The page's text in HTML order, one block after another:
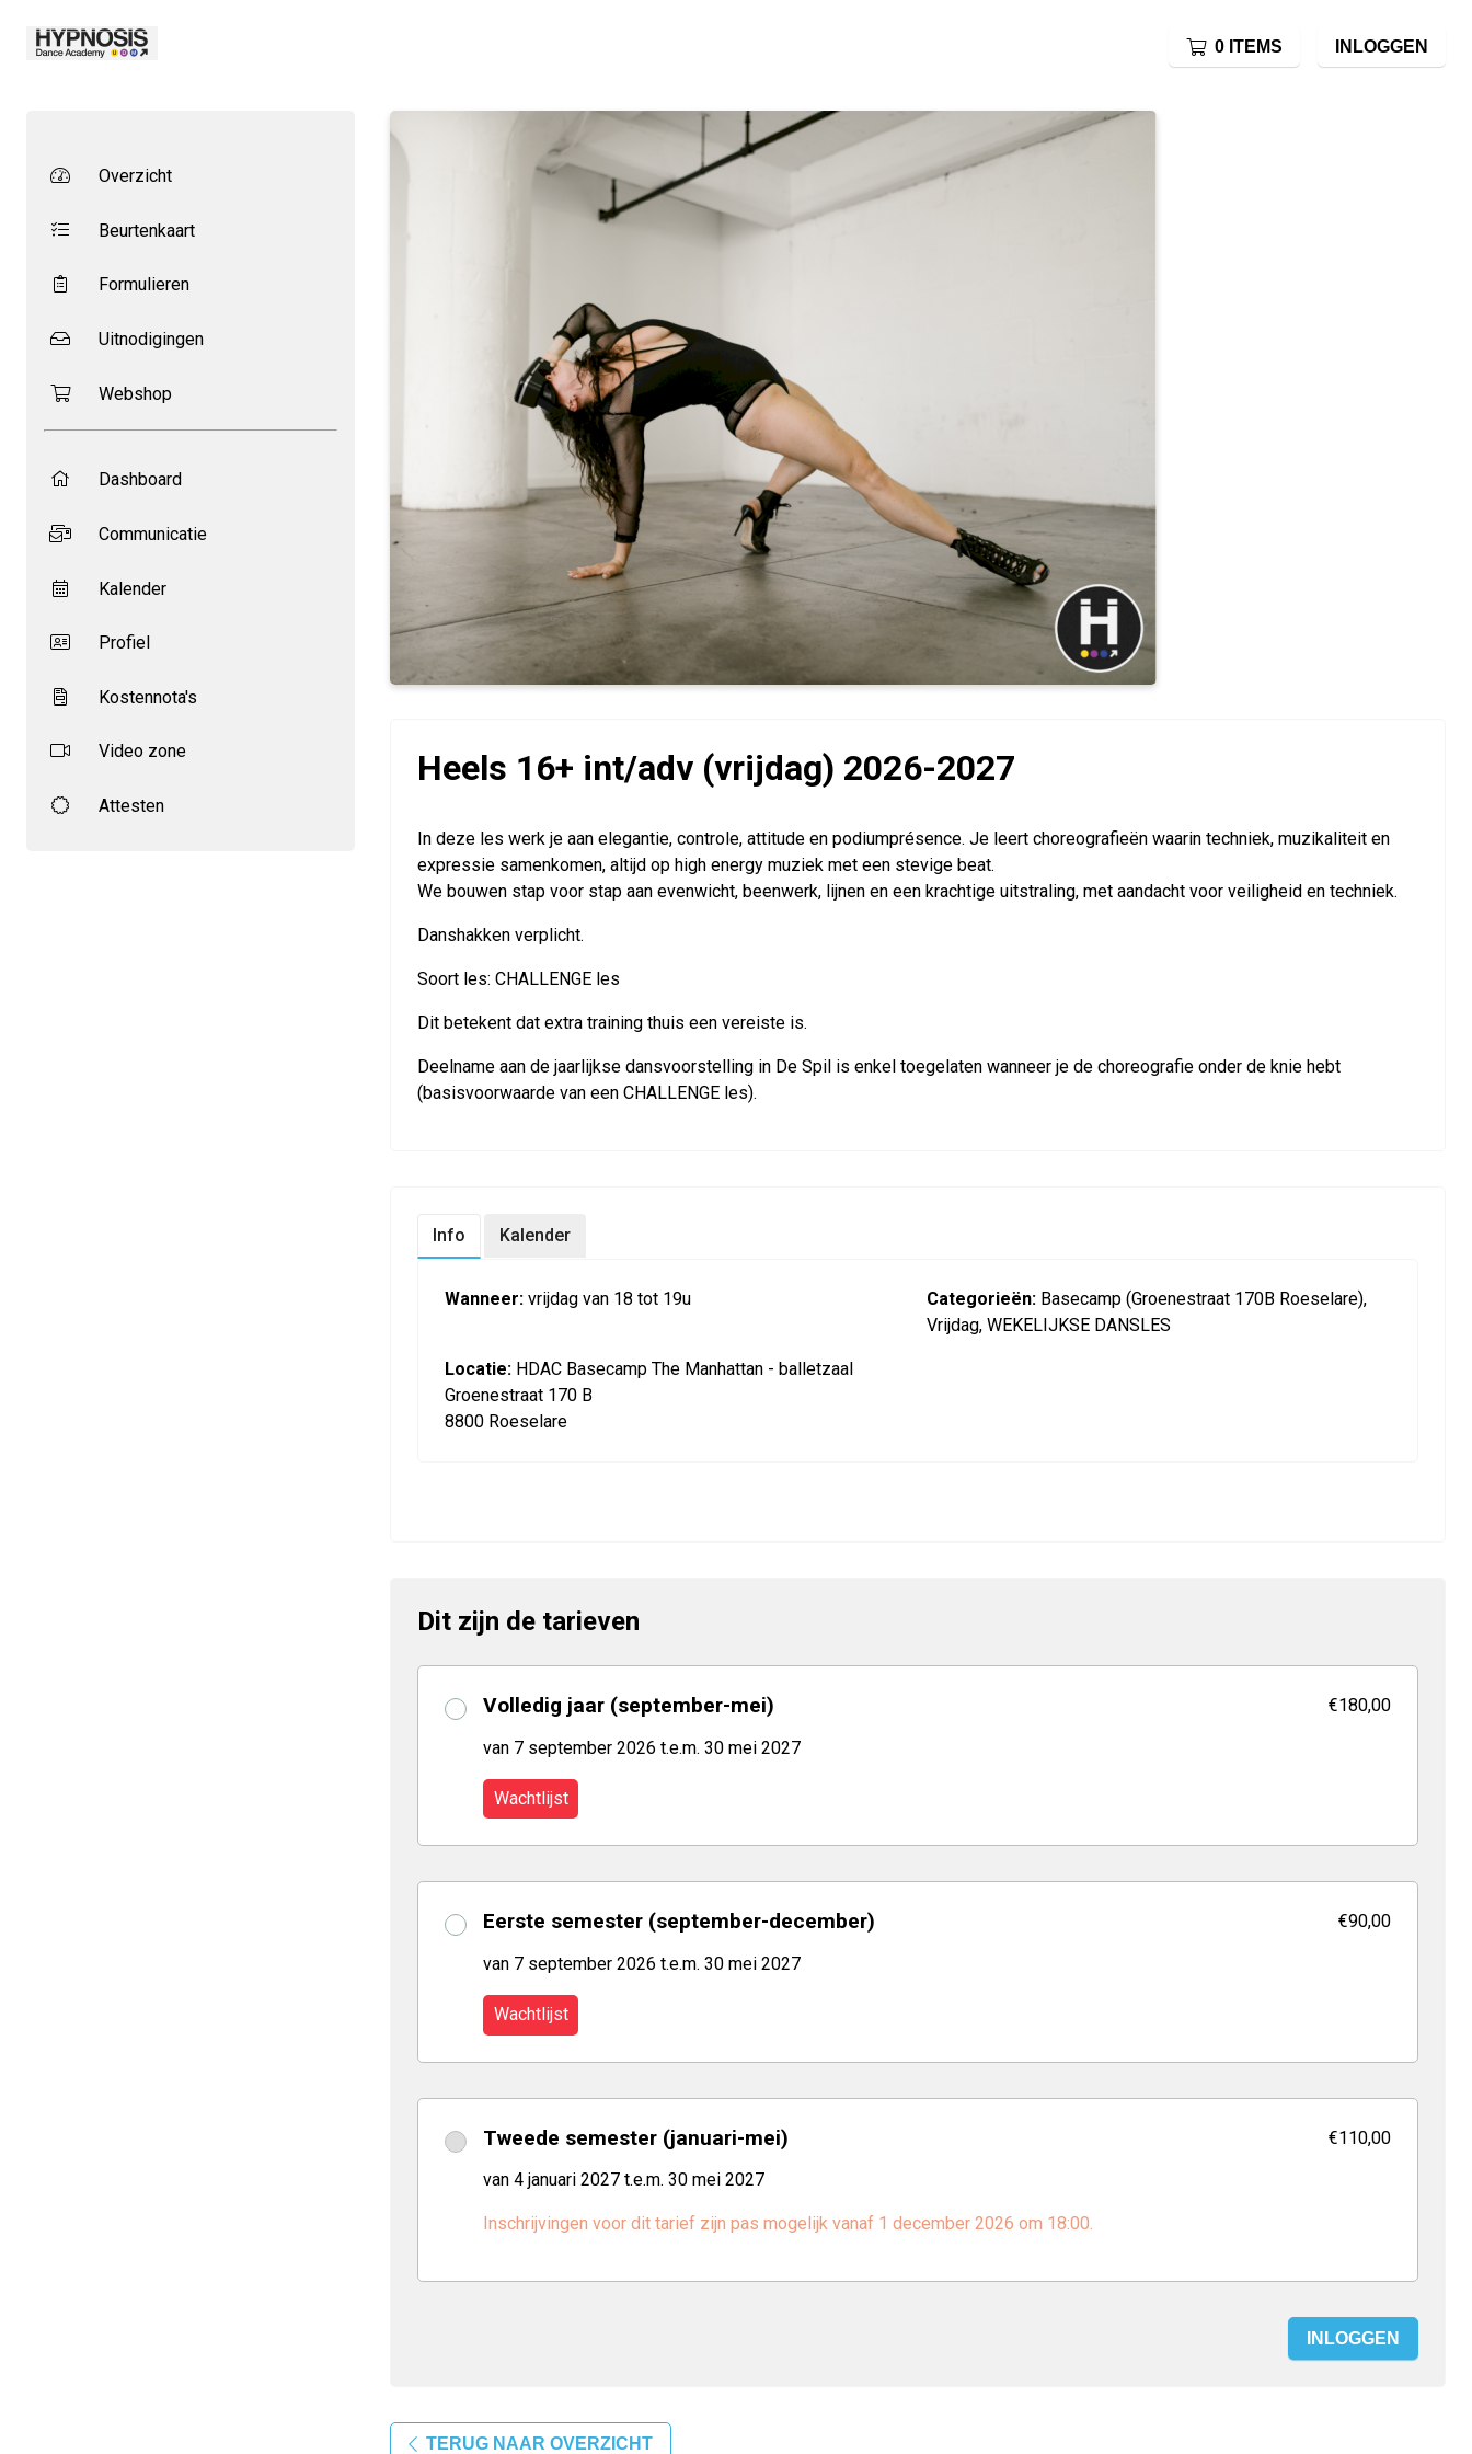
0 ITEMS INLOGGEN
Overzicht
Beurtenkaart
Formulieren
Uitnodigingen
Webshop
Dashboard
Communicatie
Kalender
Profiel
Kostennota's
Video zone
Attesten
Heels 16+ int/adv (vrijdag) 2026-2027
In deze les werk je aan elegantie, controle, attitude en podiumprésence. Je leert choreografieën waarin techniek, muzikaliteit en
expressie samenkomen, altijd op high energy muziek met een stevige beat.
We bouwen stap voor stap aan evenwicht, beenwerk, lijnen en een krachtige uitstraling, met aandacht voor veiligheid en techniek.
Danshakken verplicht.
Soort les: CHALLENGE les
Dit betekent dat extra training thuis een vereiste is.
Deelname aan de jaarlijkse dansvoorstelling in De Spil is enkel toegelaten wanneer je de choreografie onder de knie hebt
(basisvoorwaarde van een CHALLENGE les).
Info Kalender
Wanneer: vrijdag van 18 tot 19u Categorieën: Basecamp (Groenestraat 170B Roeselare),
Vrijdag, WEKELIJKSE DANSLES
Locatie: HDAC Basecamp The Manhattan - balletzaal
Groenestraat 170 B
8800 Roeselare
Dit zijn de tarieven
Volledig jaar (september-mei)
van 7 september 2026 t.e.m. 30 mei 2027
Wachtlijst
€180,00
Eerste semester (september-december)
van 7 september 2026 t.e.m. 30 mei 2027
Wachtlijst
€90,00
Tweede semester (januari-mei)
van 4 januari 2027 t.e.m. 30 mei 2027
Inschrijvingen voor dit tarief zijn pas mogelijk vanaf 1 december 2026 om 18:00.
€110,00
INLOGGEN
TERUG NAAR OVERZICHT